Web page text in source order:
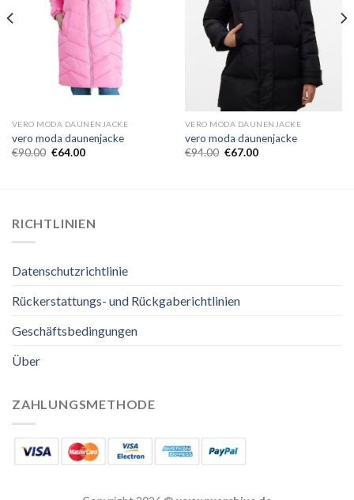
VERO MODA DAUNENJACKE
vero moda daunenjacke
€90.00 €64.00
VERO MODA DAUNENJACKE
vero moda daunenjacke
€94.00 €67.00
RICHTLINIEN
Datenschutzrichtlinie
Rückerstattungs- und Rückgaberichtlinien
Geschäftsbedingungen
Über
ZAHLUNGSMETHODE